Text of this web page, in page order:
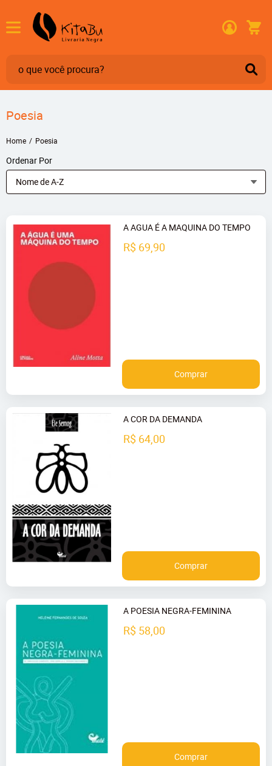
Poesia
Home Poesia
Ordenar Por
Nome de A-Z
A AGUA É A MAQUINA DO TEMPO
R$ 69,90
Comprar
A COR DA DEMANDA
R$ 64,00
Comprar
A POESIA NEGRA-FEMININA
R$ 58,00
Comprar